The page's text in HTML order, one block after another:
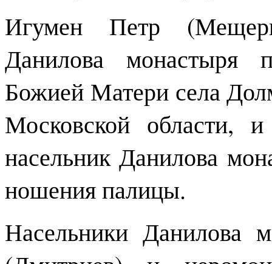
Игумен Петр
Данилова монастыря
Божией Матери села
Московской области,
насельник Данилова
ношения палицы.
Насельники Данилова